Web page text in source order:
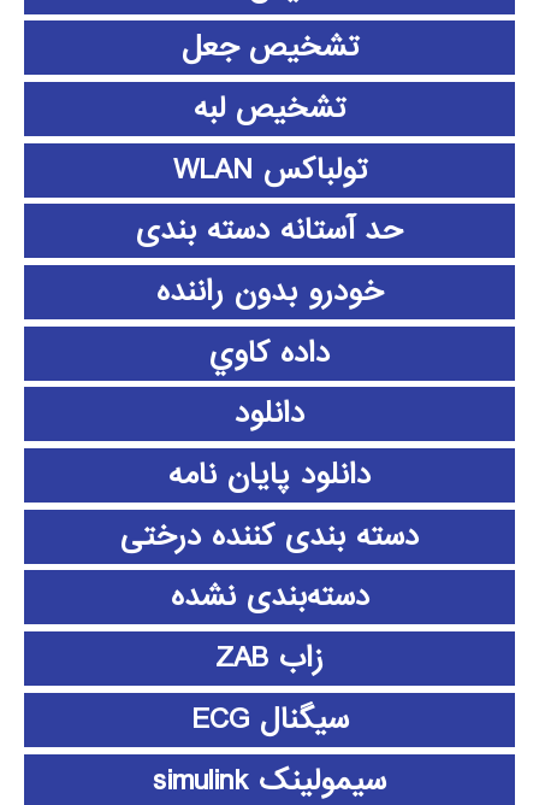
تشخیص جعل
تشخیص لبه
تولباکس WLAN
حد آستانه دسته بندی
خودرو بدون راننده
داده كاوي
دانلود
دانلود پايان نامه
دسته بندی کننده درختی
دسته‌بندی نشده
زاب ZAB
سیگنال ECG
سیمولینک simulink